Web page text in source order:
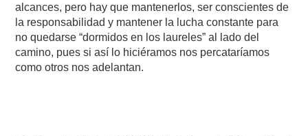
alcances, pero hay que mantenerlos, ser conscientes de
la responsabilidad y mantener la lucha constante para
no quedarse “dormidos en los laureles” al lado del
camino, pues si así lo hiciéramos nos percataríamos
como otros nos adelantan.